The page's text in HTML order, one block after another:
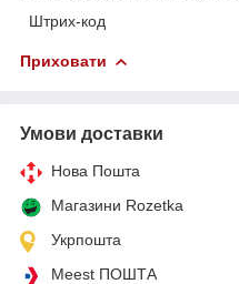
Штрих-код
Приховати
Умови доставки
Нова Пошта
Магазини Rozetka
Укрпошта
Meest ПОШТА